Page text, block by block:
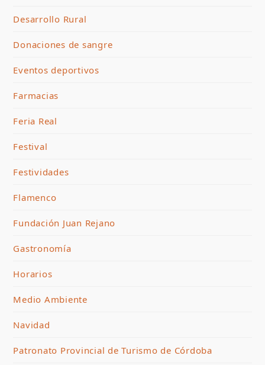
Desarrollo Rural
Donaciones de sangre
Eventos deportivos
Farmacias
Feria Real
Festival
Festividades
Flamenco
Fundación Juan Rejano
Gastronomía
Horarios
Medio Ambiente
Navidad
Patronato Provincial de Turismo de Córdoba